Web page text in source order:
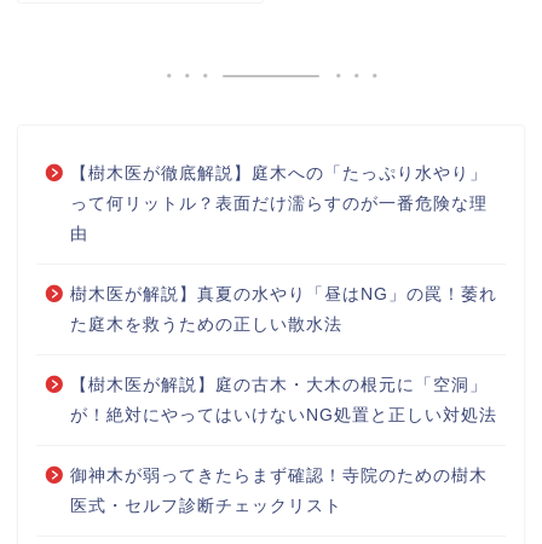
【樹木医が徹底解説】庭木への「たっぷり水やり」
って何リットル？表面だけ濡らすのが一番危険な理
由
樹木医が解説】真夏の水やり「昼はNG」の罠！萎れ
た庭木を救うための正しい散水法
【樹木医が解説】庭の古木・大木の根元に「空洞」
が！絶対にやってはいけないNG処置と正しい対処法
御神木が弱ってきたらまず確認！寺院のための樹木
医式・セルフ診断チェックリスト